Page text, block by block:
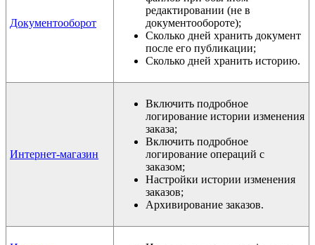
Документооборот
редактировании (не в
документообороте);
Сколько дней хранить документ
после его публикации;
Сколько дней хранить историю.
Интернет-магазин
Включить подробное
логирование истории изменения
заказа;
Включить подробное
логирование операций с
заказом;
Настройки истории изменения
заказов;
Архивирование заказов.